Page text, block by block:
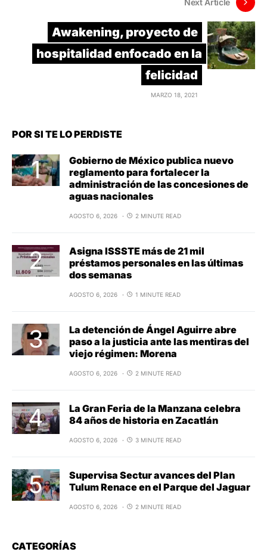
Next Article
Awakening, proyecto de
hospitalidad enfocado en la
felicidad
MARZO 18, 2021
POR SI TE LO PERDISTE
Gobierno de México publica nuevo
reglamento para fortalecer la
administración de las concesiones de
aguas nacionales
AGOSTO 6, 2026 2 MINUTE READ
Asigna ISSSTE más de 21 mil
préstamos personales en las últimas
dos semanas
AGOSTO 6, 2026 1 MINUTE READ
La detención de Ángel Aguirre abre
paso a la justicia ante las mentiras del
viejo régimen: Morena
AGOSTO 6, 2026 2 MINUTE READ
La Gran Feria de la Manzana celebra
84 años de historia en Zacatlán
AGOSTO 6, 2026 3 MINUTE READ
Supervisa Sectur avances del Plan
Tulum Renace en el Parque del Jaguar
AGOSTO 6, 2026 2 MINUTE READ
CATEGORÍAS